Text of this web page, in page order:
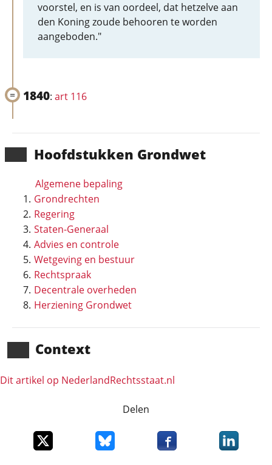
Hoofd­stukken Grondwet
Algemene bepaling
Grondrechten
Regering
Staten-Generaal
Advies en controle
Wetgeving en bestuur
Rechtspraak
Decentrale overheden
Herziening Grondwet
Context
Dit artikel op NederlandRechts­staat.nl
voorstel, en is van oordeel, dat hetzelve aan
den Koning zoude behooren te worden
aangeboden."
1840: art 116
Delen
Deel dit item op XDeel dit item op Bluesky
Deel dit item opDeel dit